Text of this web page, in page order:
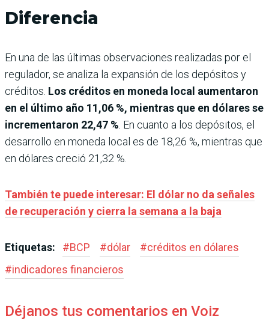
Diferencia
En una de las últimas observaciones realizadas por el
regulador, se analiza la expansión de los depósitos y
créditos. Los créditos en moneda local aumentaron
en el último año 11,06 %, mientras que en dólares se
incrementaron 22,47 %. En cuanto a los depósitos, el
desarrollo en moneda local es de 18,26 %, mientras que
en dólares creció 21,32 %.
También te puede interesar: El dólar no da señales
de recuperación y cierra la semana a la baja
Etiquetas: #BCP #dólar #créditos en dólares
#indicadores financieros
Déjanos tus comentarios en Voiz